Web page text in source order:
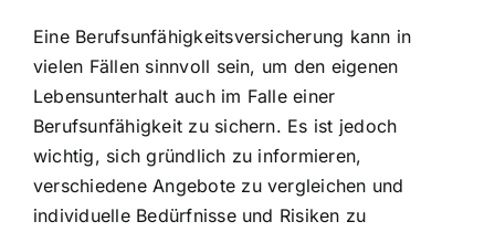
Eine Berufsunfähigkeitsversicherung kann in
vielen Fällen sinnvoll sein, um den eigenen
Lebensunterhalt auch im Falle einer
Berufsunfähigkeit zu sichern. Es ist jedoch
wichtig, sich gründlich zu informieren,
verschiedene Angebote zu vergleichen und
individuelle Bedürfnisse und Risiken zu